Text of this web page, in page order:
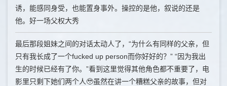
诱，能感同身受，也能置身事外。操控的是他，叙说的还是
他。好一场父权大秀
最后那段姐妹之间的对话太动人了，“为什么有同样的父亲，但
只有我长成了一个fucked up person而你好好的？” “因为我出
生的时候已经有了你。”看到这里觉得其他角色都不重要了，电
影里只剩下她们两个人🥹虽然在讲一个糟糕父亲的故事，但对